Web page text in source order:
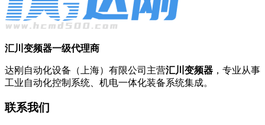
汇川变频器一级代理商
达刚自动化设备（上海）有限公司主营汇川变频器 ，专业从事
工业自动化控制系统、机电一体化装备系统集成。
联系我们